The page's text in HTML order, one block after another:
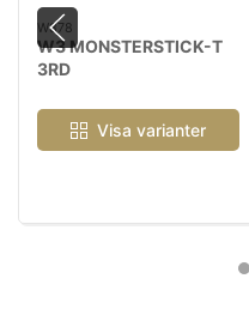
W378
W3 MONSTERSTICK-T
3RD
Visa varianter